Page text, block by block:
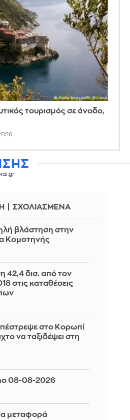
τουρισμός σε άνοδο,
ΣΧΟΛΙΑΣΜΕΝΑ
βλάστηση στην
Κομοτηνής
42,4 δισ. από τον
στις καταθέσεις
στο Κορωπί
να ταξιδέψει στη
08-08-2026
μεταφορά